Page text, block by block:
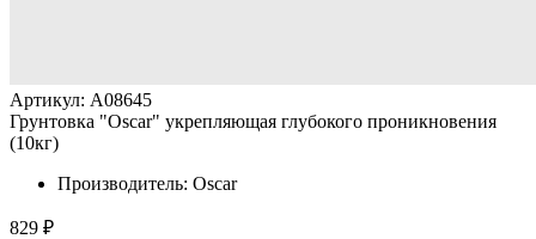
Артикул: A08645
Грунтовка "Oscar" укрепляющая глубокого проникновения
(10кг)
Производитель: Oscar
829 ₽